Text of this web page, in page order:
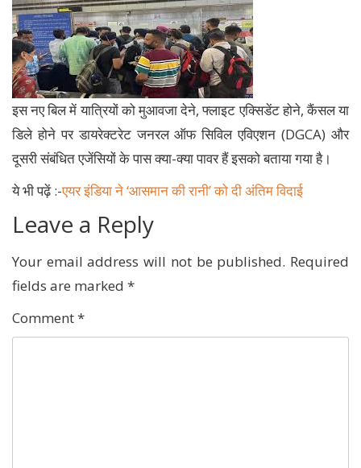
इस नए बिल में यात्रियों को मुआवजा देने, फ्लाइट एक्सिडेंट होने, कैंसल या
डिले होने पर डायरेक्टरेट जनरल ऑफ सिविल एविएशन (DGCA) और
दूसरी संबंधित एजेंसियों के पास क्या-क्या पावर हैं इसको बताया गया है।
ये भी पढ़ें :-एयर इंडिया ने ‘आसमान की रानी’ को दी अंतिम विदाई
Leave a Reply
Your email address will not be published. Required
fields are marked *
Comment*